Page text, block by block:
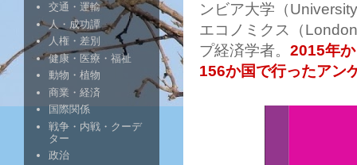
ンビア大学（
エコノミクス（
プ経済学者。 2015年
156か国で行ったアン
交通・運輸
人・成功譚
人権・差別
健康・医療・福祉
動物・植物
商業・経済
国際関係
戦争・内戦・クーデ
ター
政治